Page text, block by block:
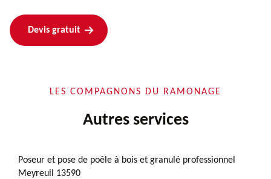
Devis gratuit
LES COMPAGNONS DU RAMONAGE
Autres services
Poseur et pose de poêle à bois et granulé professionnel
Meyreuil 13590